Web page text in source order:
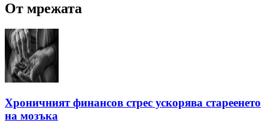
От мрежата
Хроничният финансов стрес ускорява стареенето
на мозъка